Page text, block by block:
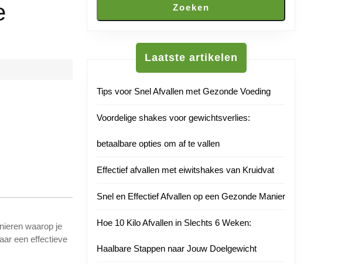
waarop je
een effectieve
Zoeken
Laatste artikelen
Tips voor Snel Afvallen met Gezonde Voeding
Voordelige shakes voor gewichtsverlies:
betaalbare opties om af te vallen
Effectief afvallen met eiwitshakes van Kruidvat
Snel en Effectief Afvallen op een Gezonde Manier
Hoe 10 Kilo Afvallen in Slechts 6 Weken:
Haalbare Stappen naar Jouw Doelgewicht